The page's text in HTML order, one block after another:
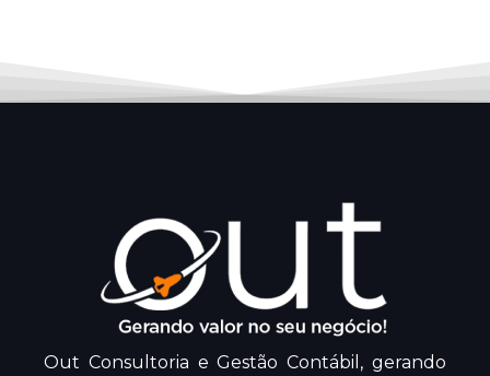
Out Consultoria e Gestão Contábil, gerando